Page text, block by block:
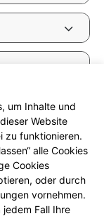
um Inhalte und
Website
zu funktionieren.
alle Cookies
Cookies
oder durch
vornehmen.
Fall Ihre